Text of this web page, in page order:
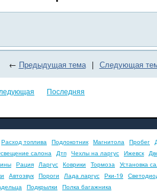
← Предыдущая тема | Следующая
Последняя
Расход топлива Подлокотник Магнитола Пробег
салона Дтп Чехлы на ларгус Ижевск
Рация Ларгус Коврики Тормоза Установка
Автозвук Пороги Лада ларгус Рки-19
Подкрылки Полка багажника